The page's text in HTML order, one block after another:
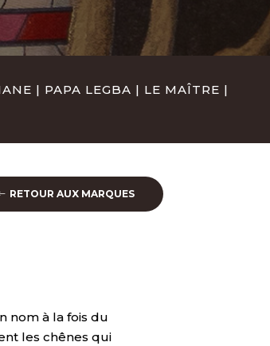
| PAPA LEGBA | LE MAÎTRE |
RETOUR AUX MARQUES
nom à la fois du
les chênes qui